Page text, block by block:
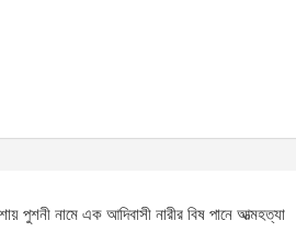
পুশনী নামে এক আদিবাসী নারীর বিষ পানে আত্মহত্যা